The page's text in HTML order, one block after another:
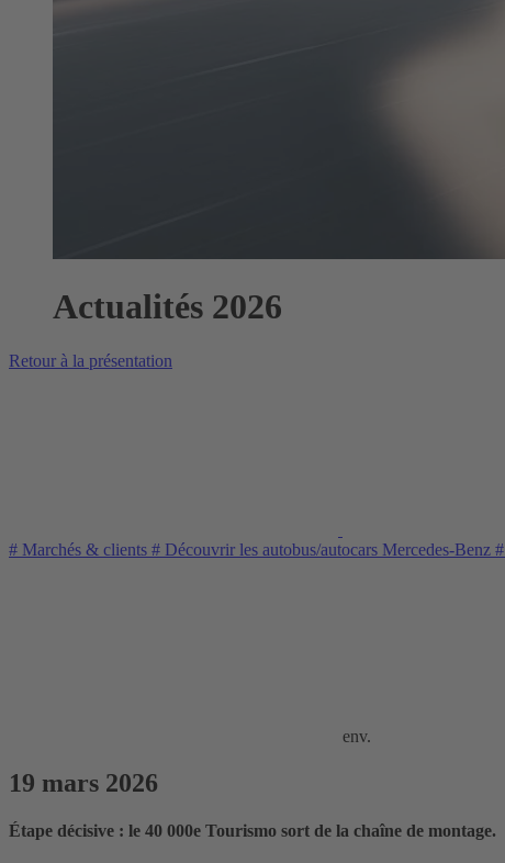
Actualités 2026
Retour à la présentation
# Marchés & clients # Découvrir les autobus/autocars Mercedes-Benz #
env.
19 mars 2026
Étape décisive : le 40 000e Tourismo sort de la chaîne de montage.